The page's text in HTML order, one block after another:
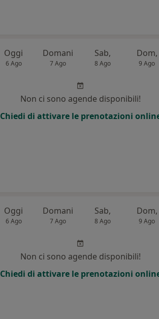
Oggi
6 Ago
Domani
7 Ago
Sab,
8 Ago
Dom,
9 Ago
Non ci sono agende disponibili!
Chiedi di attivare le prenotazioni
Oggi
6 Ago
Domani
7 Ago
Sab,
8 Ago
Dom,
9 Ago
Non ci sono agende disponibili!
Chiedi di attivare le prenotazioni